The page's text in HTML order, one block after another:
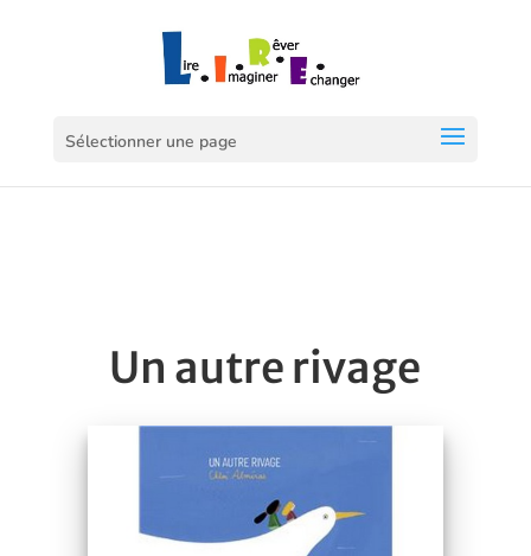
Sélectionner une page
Un autre rivage